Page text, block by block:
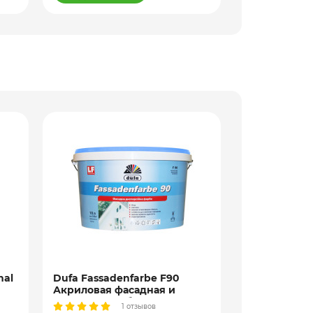
Dufa Fassadenfarbe F90
Акриловая фасадная и
интерьерная белая краска,
1 отзывов